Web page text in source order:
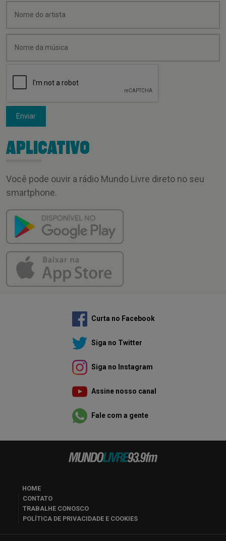
Enviar
APLICATIVO
Você pode ouvir a rádio Mundo Livre direto no seu
smartphone.
Curta no Facebook
Siga no Twitter
Siga no Instagram
Assine nosso canal
Fale com a gente
HOME
CONTATO
TRABALHE CONOSCO
POLÍTICA DE PRIVACIDADE E COOKIES